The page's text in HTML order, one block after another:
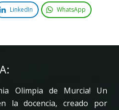
LinkedIn WhatsApp
Olimpia de Murcia! Un
la docencia, creado por